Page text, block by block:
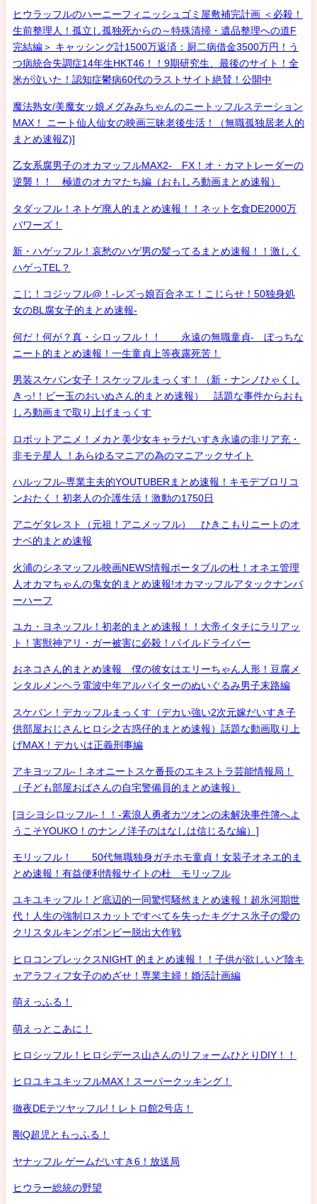
ヒウラッフルのハーニーフィニッシュゴミ屋敷補完計画 ＜必殺！
生前整理人！孤立し孤独死からの～特殊清掃・遺品整理への道F
完結編＞ キャッシング計1500万返済：厨二病借金3500万円！う
つ病統合失調症14年生HKT46！！9期研究生、最後のサイト！全
米が泣いた！認知症鬱病60代のラストサイト絶賛！公開中
魔法熟女/美魔女ッ娘メグみみちゃんのニートッフルステーション
MAX！ ニート仙人仙女の映画三昧老後生活！（無職孤独居老人的
まとめ速報Z)]
乙女系腐男子のオカマッフルMAX2- FX！オ・カマトレーダーの
逆襲！！ 極道のオカマたち編（おもしろ動画まとめ速報）
タダッフル！ネトゲ廃人的まとめ速報！！ネット乞食DE2000万
パワーズ！
新・ハゲッフル！哀愁のハゲ男の髪ってるまとめ速報！！激しく
ハゲっTEL？
こじ！コジッフル@！-レズっ娘百合ネエ！こじらせ！50独身処
女のBL腐女子的まとめ速報-
何だ！何が？真・シロッフル！！ 永遠の無職童貞- ぼっちな
ニート的まとめ速報！一生童貞上等夜露死苦！
男装スケバン女子！スケッフルまっくす！（新・ナンノひゃくし
きっ!！ビー玉のおいぬさん的まとめ速報） 話題な事件からおも
しろ動画まで取り上げまっくす
ロボットアニメ！メカと美少女キャラだいすき永遠の非リア充・
非モテ星人 ！あらゆるマニアの為のマニアックサイト
ハルッフル-専業主夫的YOUTUBERまとめ速報！キモデブロリコ
ンおたく！初老人の介護生活！激動の1750日
アニゲタレスト（元祖！アニメッフル） ひきこもりニートのオ
ナベ的まとめ速報
火浦のシネマッフル映画NEWS情報ポータブルの杜！オネエ管理
人オカマちゃんの鬼女的まとめ速報!オカマッフルアタックナンバ
ーハーフ
ユカ・ヨネッフル！初老的まとめ速報！！大帝イタチにラリアッ
ト！害獣神アリ・ガー被害に必殺！パイルドライバー
おネコさん的まとめ速報 僕の彼女はエリーちゃん人形！豆腐メ
ンタルメンヘラ電波中年アルバイターのぬいぐるみ男子末路編
スケバン！デカッフルまっくす（デカい強い2次元嫁だいすき子
供部屋おじさんヒロシ之古惑仔的まとめ速報）話題な動画取り上
げMAX！デカいは正義刑事編
アキヨッフル-！ネオニートスケ番長のエキストラ芸能情報局！
（子ども部屋おばさんの自宅警備員的まとめ速報）
[ヨシヨシロッフル-！！-素浪人勇者カツオンの未解決事件簿へよ
うこそYOUKO！のナンノ洋子のはなしは信じるな編）]
モリッフル！ 50代無職独身ガチホモ童貞！女装子オネエ的ま
とめ速報！有益便利情報サイトの杜 モリッフル
ユキユキッフル！ど底辺的一同驚愕騒然まとめ速報！超氷河期世
代！人生の強制ロスカットですべてを失ったキグナス氷子の愛の
クリスタルキングボンビー脱出大作戦
ヒロコンプレックスNIGHT 的まとめ速報！！子供が欲しいど陰キ
ャアラフィフ女子のめざせ！専業主婦！婚活計画編
萌えっふる！
萌えっとこあに！
ヒロシッフル！ヒロシデース山さんのリフォームひとりDIY！！
ヒロユキユキッフルMAX！スーパークッキング！
徹夜DEテツヤッフル!！レトロ館2号店！
剛Q超児ともっふる！
ヤナッフル ゲームだいすき6！放送局
ヒウラー総統の野望